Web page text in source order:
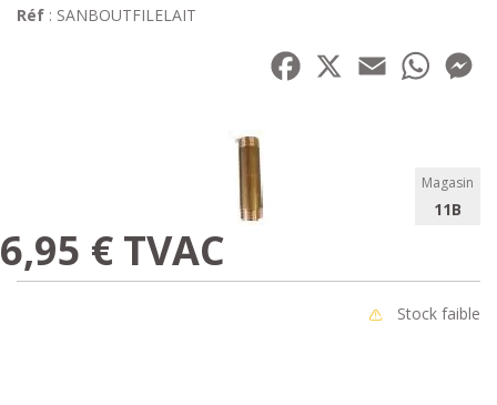
Réf : SANBOUTFILELAIT
Facebook
Email
Magasin
11B
6,95 € TVAC
Stock faible